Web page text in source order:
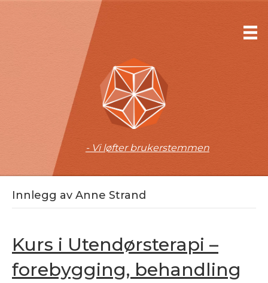
- Vi løfter brukerstemmen
Innlegg av Anne Strand
Kurs i Utendørsterapi –
forebygging, behandling